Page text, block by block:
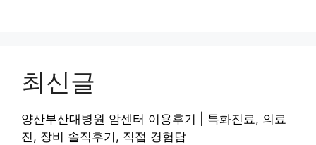
최신글
양산부산대병원 암센터 이용후기 | 특화진료, 의료
진, 장비 솔직후기, 직접 경험담